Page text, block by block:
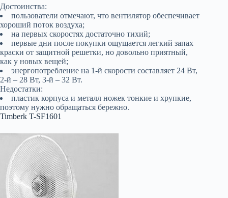
Достоинства:
пользователи отмечают, что вентилятор обеспечивает
хороший поток воздуха;
на первых скоростях достаточно тихий;
первые дни после покупки ощущается легкий запах
краски от защитной решетки, но довольно приятный,
как у новых вещей;
энергопотребление на 1-й скорости составляет 24 Вт,
2-й – 28 Вт, 3-й – 32 Вт.
Недостатки:
пластик корпуса и металл ножек тонкие и хрупкие,
поэтому нужно обращаться бережно.
Timberk T-SF1601